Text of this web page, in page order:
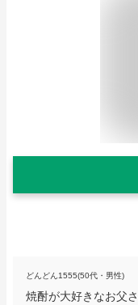
どんどん1555(50代・男性)
焼酎が大好きなお父